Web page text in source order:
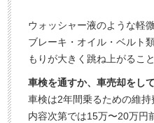
ウォッシャー液のような軽
ブレーキ・オイル・ベルト
もりが大きく跳ね上がるこ
車検を通すか、車売却をし
車検は2年間乗るための維
内容次第では15万〜20万円